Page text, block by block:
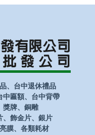
、台中退休禮品
中匾額、台中背帶
獎牌、銅雕
、飾金片、銀片
膜、各類耗材